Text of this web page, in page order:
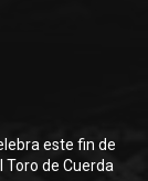
este fin de
Toro de Cuerda